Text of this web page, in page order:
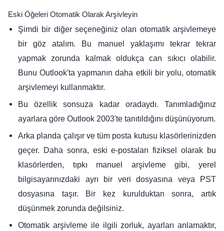
Eski Öğeleri Otomatik Olarak Arşivleyin
Şimdi bir diğer seçeneğiniz olan otomatik arşivlemeye
bir göz atalım. Bu manuel yaklaşımı tekrar tekrar
yapmak zorunda kalmak oldukça can sıkıcı olabilir.
Bunu Outlook'ta yapmanın daha etkili bir yolu, otomatik
arşivlemeyi kullanmaktır.
Bu özellik sonsuza kadar oradaydı. Tanımladığınız
ayarlara göre Outlook 2003'te tanıtıldığını düşünüyorum.
Arka planda çalışır ve tüm posta kutusu klasörlerinizden
geçer. Daha sonra, eski e-postaları fiziksel olarak bu
klasörlerden, tıpkı manuel arşivleme gibi, yerel
bilgisayarınızdaki ayrı bir veri dosyasına veya PST
dosyasına taşır. Bir kez kurulduktan sonra, artık
düşünmek zorunda değilsiniz.
Otomatik arşivleme ile ilgili zorluk, ayarları anlamaktır,